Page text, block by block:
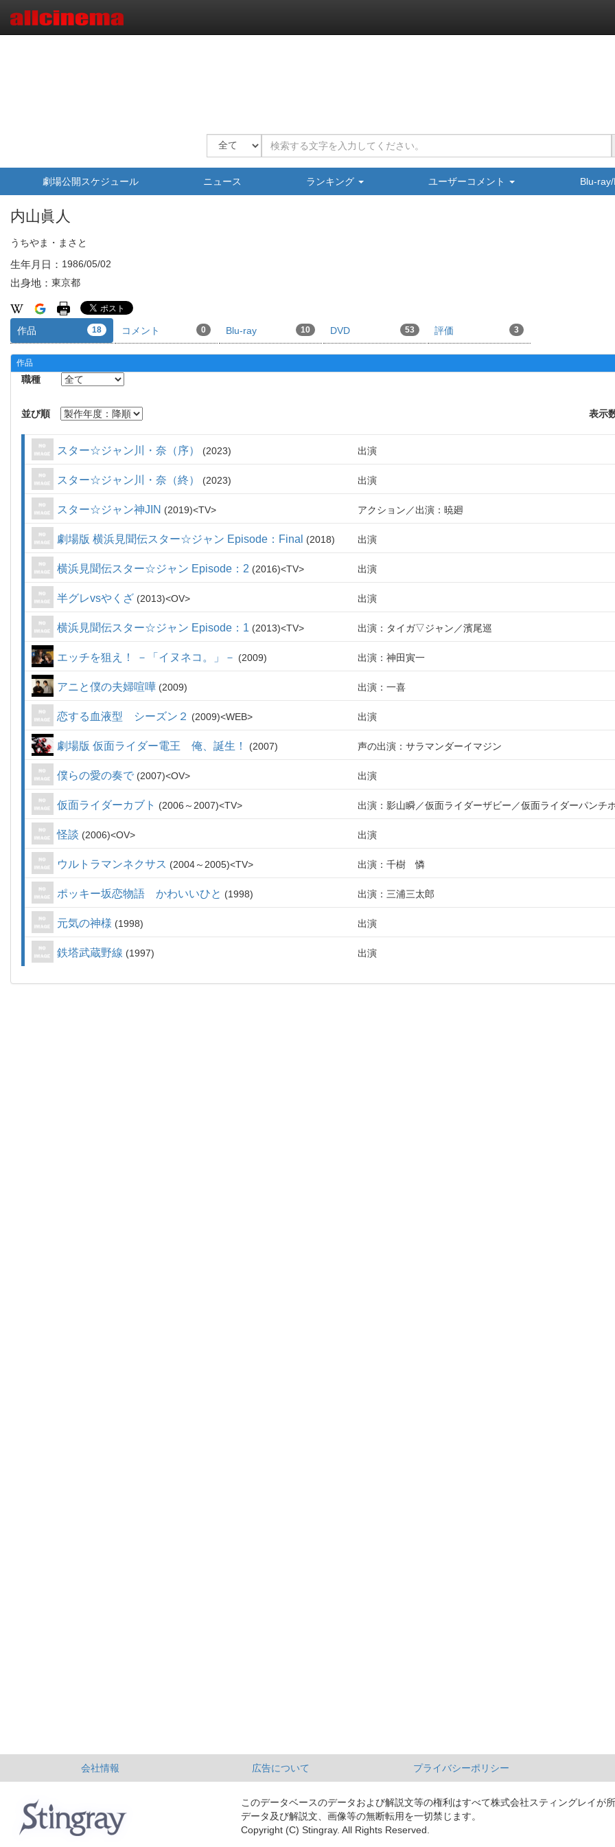
劇場公開スケジュール ニュース ランキング ユーザーコメント Blu-
内山眞人
うちやま・まさと
生年月日： 1986/05/02
出身地： 東京都
作品 18 コメント 0 Blu-ray 10 DVD 53 評価 3
作品
職種
並び順 表示
スター☆ジャン川・奈（序） 2023 出演
スター☆ジャン川・奈（終） 2023 出演
スター☆ジャン神JIN 2019 TV アクション 出演：暁廻
劇場版 横浜見聞伝スター☆ジャン Episode：Final 2018 出演
横浜見聞伝スター☆ジャン Episode：2 2016 TV 出演
半グレvsやくざ 2013 OV 出演
横浜見聞伝スター☆ジャン Episode：1 2013 TV 出演：タイガ▽ジャン／濱尾巡
エッチを狙え！ －「イヌネコ。」－ 2009 出演：神田寅一
アニと僕の夫婦喧嘩 2009 出演：一喜
恋する血液型 シーズン２ 2009 WEB 出演
劇場版 仮面ライダー電王 俺、誕生！ 2007 声の出演：サラマンダーイマジン
僕らの愛の奏で 2007 OV 出演
仮面ライダーカブト 2006～2007 TV 出演：影山瞬／仮面ライダーザビー／仮面ライダーパンチ
怪談 2006 OV 出演
ウルトラマンネクサス 2004～2005 TV 出演：千樹 憐
ポッキー坂恋物語 かわいいひと 1998 出演：三浦三太郎
元気の神様 1998 出演
鉄塔武蔵野線 1997 出演
会社情報 広告について プライバシーポリシー
このデータベースのデータおよび解説文等の権利はすべて株式会社スティングレイが
データ及び解説文、画像等の無断転用を一切禁じます。
Copyright (C) Stingray. All Rights Reserved.